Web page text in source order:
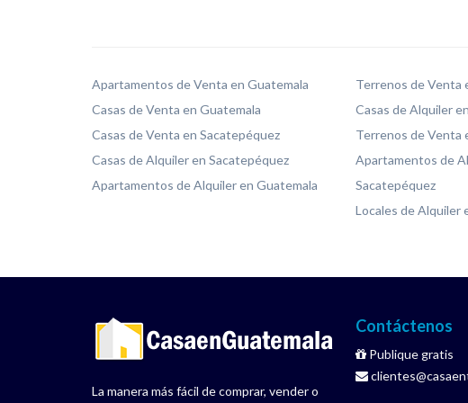
Apartamentos de Venta en Guatemala
Casas de Venta en Guatemala
Casas de Venta en Sacatepéquez
Casas de Alquiler en Sacatepéquez
Apartamentos de Alquiler en Guatemala
Terrenos de Venta
Casas de Alquiler
Terrenos de Venta
Apartamentos de
Sacatepéquez
Locales de Alquiler
La manera más fácil de comprar, vender o
Contáctenos
Publique gratis